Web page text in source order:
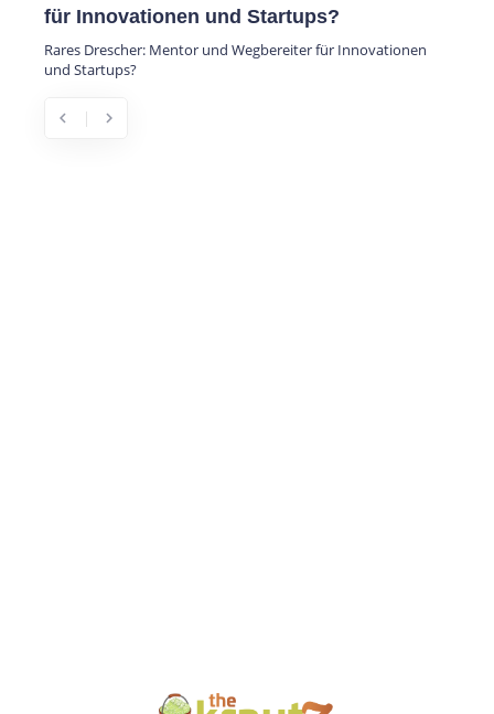
für Innovationen und Startups?
Rares Drescher: Mentor und Wegbereiter für Innovationen
und Startups?
chevron_left chevron_right